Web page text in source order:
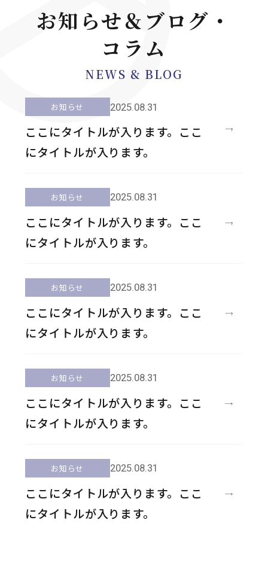
お知らせ＆ブログ・
コラム
NEWS & BLOG
お知らせ 2025.08.31
ここにタイトルが入ります。ここ
にタイトルが入ります。
お知らせ 2025.08.31
ここにタイトルが入ります。ここ
にタイトルが入ります。
お知らせ 2025.08.31
ここにタイトルが入ります。ここ
にタイトルが入ります。
お知らせ 2025.08.31
ここにタイトルが入ります。ここ
にタイトルが入ります。
お知らせ 2025.08.31
ここにタイトルが入ります。ここ
にタイトルが入ります。